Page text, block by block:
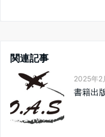
関連記事
2025年2
書籍出